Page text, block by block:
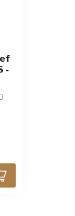
-